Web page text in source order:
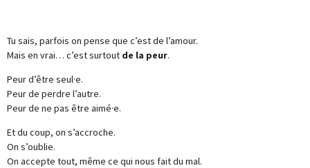
Tu sais, parfois on pense que c’est de l’amour.
Mais en vrai… c’est surtout de la peur.
Peur d’être seul·e.
Peur de perdre l’autre.
Peur de ne pas être aimé·e.
Et du coup, on s’accroche.
On s’oublie.
On accepte tout, même ce qui nous fait du mal.